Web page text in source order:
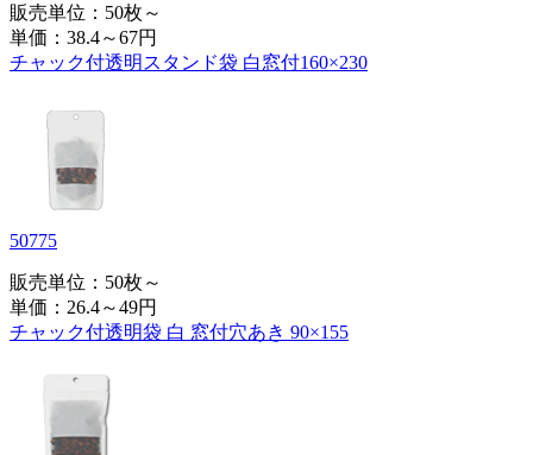
販売単位：50枚～
単価： 38.4～67円
チャック付透明スタンド袋 白窓付160×230
50775
販売単位：50枚～
単価： 26.4～49円
チャック付透明袋 白 窓付穴あき 90×155